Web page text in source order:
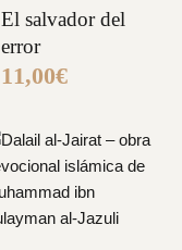
El salvador del
error
11,00€